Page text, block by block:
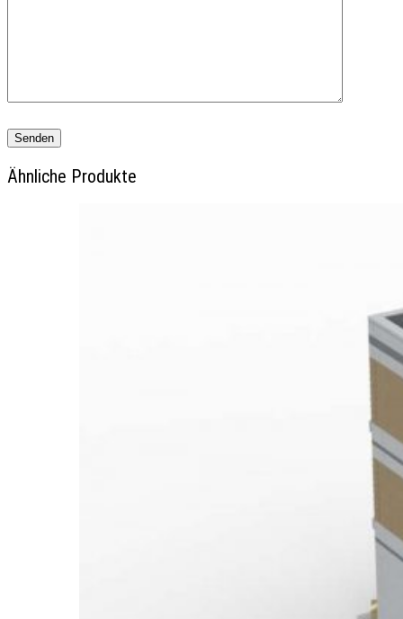
Ähnliche Produkte